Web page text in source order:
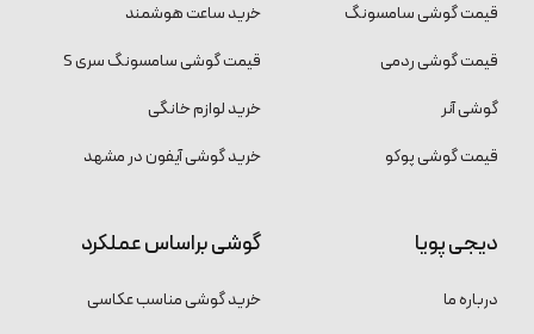
قیمت گوشی سامسونگ
قیمت گوشی ردمی
گوشی آنر
قیمت گوشی پوکو
خرید ساعت هوشمند
قیمت گوشی سامسونگ سری S
خرید لوازم خانگی
خرید گوشی آیفون در مشهد
دیجی پویا
درباره ما
گوشی براساس عملکرد
خرید گوشی مناسب عکاسی